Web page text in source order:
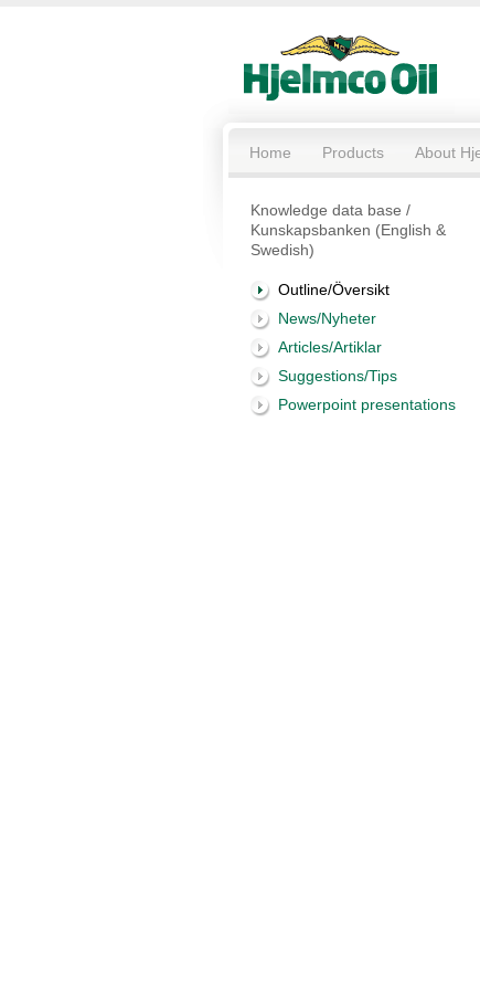
Home Products About
Knowledge data base /
Kunskapsbanken (English &
Swedish)
Outline/Översikt
News/Nyheter
Articles/Artiklar
Suggestions/Tips
Powerpoint presentations